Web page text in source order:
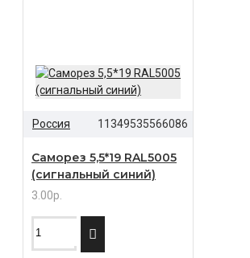
Россия 11349535566086
Саморез 5,5*19 RAL5005
(сигнальный синий)
3.00р.